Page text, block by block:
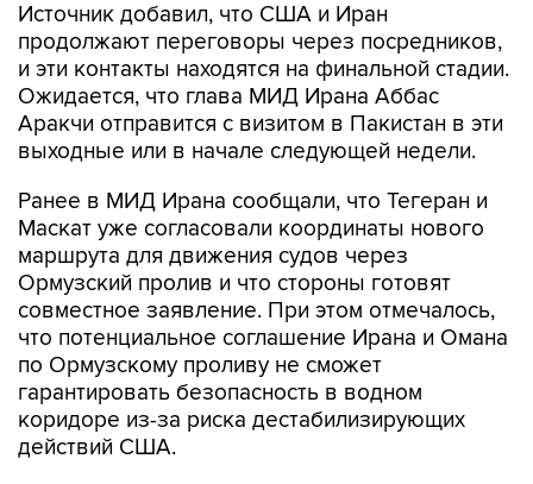
Источник добавил, что США и Иран
продолжают переговоры через посредников,
и эти контакты находятся на финальной стадии.
Ожидается, что глава МИД Ирана Аббас
Аракчи отправится с визитом в Пакистан в эти
выходные или в начале следующей недели.
Ранее в МИД Ирана сообщали, что Тегеран и
Маскат уже согласовали координаты нового
маршрута для движения судов через
Ормузский пролив и что стороны готовят
совместное заявление. При этом отмечалось,
что потенциальное соглашение Ирана и Омана
по Ормузскому проливу не сможет
гарантировать безопасность в водном
коридоре из-за риска дестабилизирующих
действий США.